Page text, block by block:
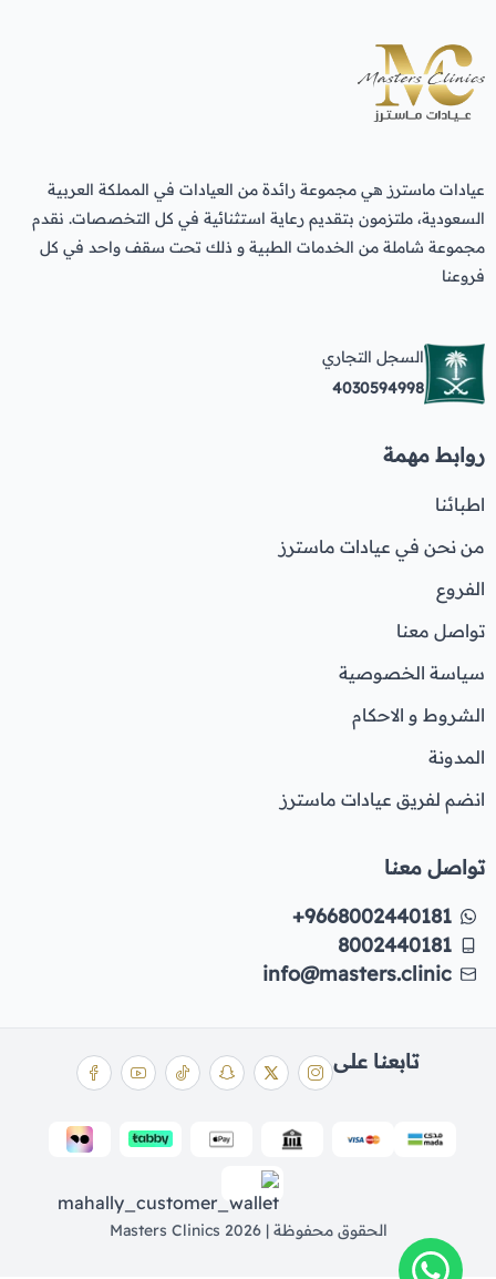
عيادات ماسترز هي مجموعة رائدة من العيادات في المملكة العربية
السعودية، ملتزمون بتقديم رعاية استثنائية في كل التخصصات. نقدم
مجموعة شاملة من الخدمات الطبية و ذلك تحت سقف واحد في كل
فروعنا
السجل التجاري
4030594998
روابط مهمة
اطبائنا
من نحن في عيادات ماسترز
الفروع
تواصل معنا
سياسة الخصوصية
الشروط و الاحكام
المدونة
انضم لفريق عيادات ماسترز
تواصل معنا
+9668002440181
8002440181
info@masters.clinic
الحقوق محفوظة | 2026 Masters Clinics
تابعنا على